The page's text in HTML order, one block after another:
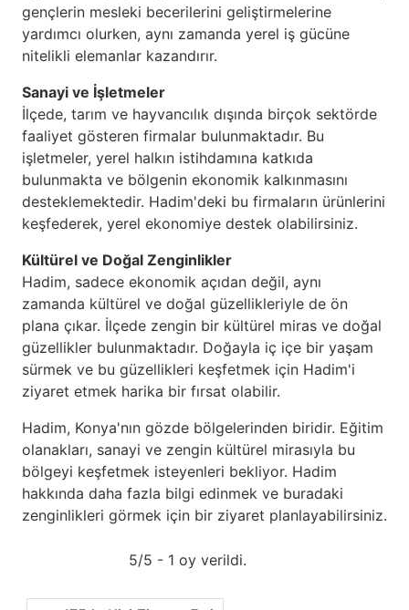
gençlerin mesleki becerilerini geliştirmelerine
yardımcı olurken, aynı zamanda yerel iş gücüne
nitelikli elemanlar kazandırır.
Sanayi ve İşletmeler
İlçede, tarım ve hayvancılık dışında birçok sektörde
faaliyet gösteren firmalar bulunmaktadır. Bu
işletmeler, yerel halkın istihdamına katkıda
bulunmakta ve bölgenin ekonomik kalkınmasını
desteklemektedir. Hadim'deki bu firmaların ürünlerini
keşfederek, yerel ekonomiye destek olabilirsiniz.
Kültürel ve Doğal Zenginlikler
Hadim, sadece ekonomik açıdan değil, aynı
zamanda kültürel ve doğal güzellikleriyle de ön
plana çıkar. İlçede zengin bir kültürel miras ve doğal
güzellikler bulunmaktadır. Doğayla iç içe bir yaşam
sürmek ve bu güzellikleri keşfetmek için Hadim'i
ziyaret etmek harika bir fırsat olabilir.
Hadim, Konya'nın gözde bölgelerinden biridir. Eğitim
olanakları, sanayi ve zengin kültürel mirasıyla bu
bölgeyi keşfetmek isteyenleri bekliyor. Hadim
hakkında daha fazla bilgi edinmek ve buradaki
zenginlikleri görmek için bir ziyaret planlayabilirsiniz.
5/5 - 1 oy verildi.